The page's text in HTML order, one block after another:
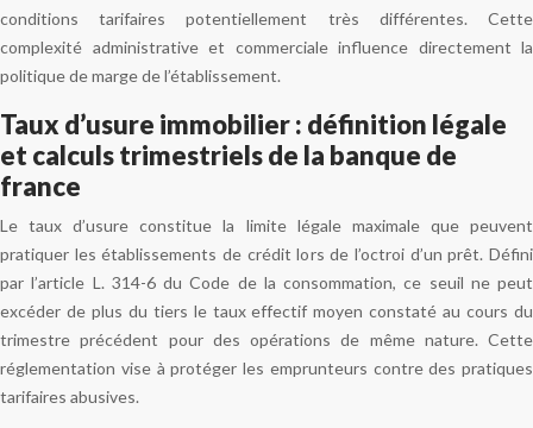
conditions tarifaires potentiellement très différentes. Cette
complexité administrative et commerciale influence directement la
politique de marge de l’établissement.
Taux d’usure immobilier : définition légale
et calculs trimestriels de la banque de
france
Le taux d’usure constitue la limite légale maximale que peuvent
pratiquer les établissements de crédit lors de l’octroi d’un prêt. Défini
par l’article L. 314-6 du Code de la consommation, ce seuil ne peut
excéder de plus du tiers le taux effectif moyen constaté au cours du
trimestre précédent pour des opérations de même nature. Cette
réglementation vise à protéger les emprunteurs contre des pratiques
tarifaires abusives.